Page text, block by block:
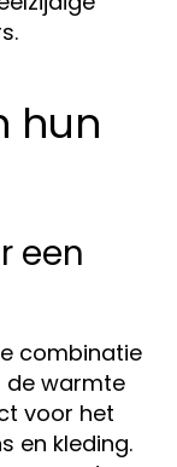
hun
een
combinatie
de warmte
voor het
en kleding.